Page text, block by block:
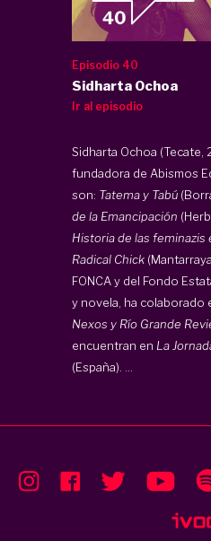
Episodio 40
Sidharta Ochoa
Ir al episodio
Sidharta Ochoa
fundadora de Abismos
son: Tatema y Tabú
de la Emancipación
Historia de las feminazis
Radical Chick
FONCA y del Fondo
y novela, ha colaborado
Nexos y Río Grande
encuentran en La
(España). ...